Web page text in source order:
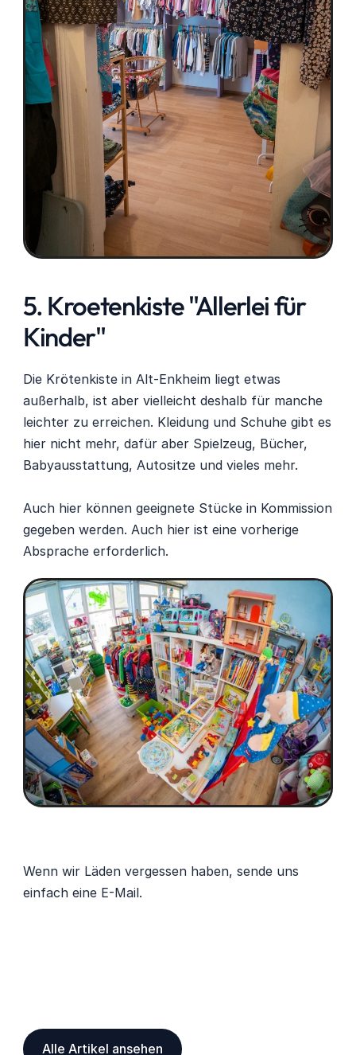
5. Kroetenkiste "Allerlei für
Kinder"
Die Krötenkiste in Alt-Enkheim liegt etwas
außerhalb, ist aber vielleicht deshalb für manche
leichter zu erreichen. Kleidung und Schuhe gibt es
hier nicht mehr, dafür aber Spielzeug, Bücher,
Babyausstattung, Autositze und vieles mehr.
Auch hier können geeignete Stücke in Kommission
gegeben werden. Auch hier ist eine vorherige
Absprache erforderlich.
Wenn wir Läden vergessen haben, sende uns
einfach eine E-Mail.
Alle Artikel ansehen